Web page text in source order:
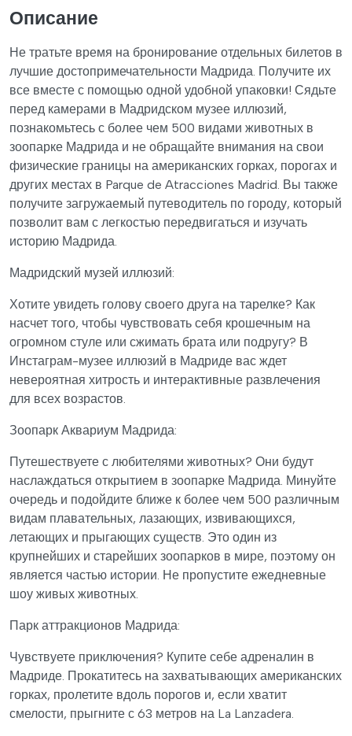
Описание
Не тратьте время на бронирование отдельных билетов в
лучшие достопримечательности Мадрида. Получите их
все вместе с помощью одной удобной упаковки! Сядьте
перед камерами в Мадридском музее иллюзий,
познакомьтесь с более чем 500 видами животных в
зоопарке Мадрида и не обращайте внимания на свои
физические границы на американских горках, порогах и
других местах в Parque de Atracciones Madrid. Вы также
получите загружаемый путеводитель по городу, который
позволит вам с легкостью передвигаться и изучать
историю Мадрида.
Мадридский музей иллюзий:
Хотите увидеть голову своего друга на тарелке? Как
насчет того, чтобы чувствовать себя крошечным на
огромном стуле или сжимать брата или подругу? В
Инстаграм-музее иллюзий в Мадриде вас ждет
невероятная хитрость и интерактивные развлечения
для всех возрастов.
Зоопарк Аквариум Мадрида:
Путешествуете с любителями животных? Они будут
наслаждаться открытием в зоопарке Мадрида. Минуйте
очередь и подойдите ближе к более чем 500 различным
видам плавательных, лазающих, извивающихся,
летающих и прыгающих существ. Это один из
крупнейших и старейших зоопарков в мире, поэтому он
является частью истории. Не пропустите ежедневные
шоу живых животных.
Парк аттракционов Мадрида:
Чувствуете приключения? Купите себе адреналин в
Мадриде. Прокатитесь на захватывающих американских
горках, пролетите вдоль порогов и, если хватит
смелости, прыгните с 63 метров на La Lanzadera.